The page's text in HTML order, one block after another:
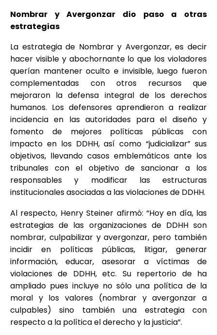
Nombrar y Avergonzar dio paso a otras
estrategias
La estrategia de Nombrar y Avergonzar, es decir
hacer visible y abochornante lo que los violadores
querían mantener oculto e invisible, luego fueron
complementadas con otros recursos que
mejoraron la defensa integral de los derechos
humanos. Los defensores aprendieron a realizar
incidencia en las autoridades para el diseño y
fomento de mejores políticas públicas con
impacto en los DDHH, así como “judicializar” sus
objetivos, llevando casos emblemáticos ante los
tribunales con el objetivo de sancionar a los
responsables y modificar las estructuras
institucionales asociadas a las violaciones de DDHH.
Al respecto, Henry Steiner afirmó: “Hoy en día, las
estrategias de las organizaciones de DDHH son
nombrar, culpabilizar y avergonzar, pero también
incidir en políticas públicas, litigar, generar
información, educar, asesorar a víctimas de
violaciones de DDHH, etc. Su repertorio de ha
ampliado pues incluye no sólo una política de la
moral y los valores (nombrar y avergonzar a
culpables) sino también una estrategia con
respecto a la política el derecho y la justicia”.